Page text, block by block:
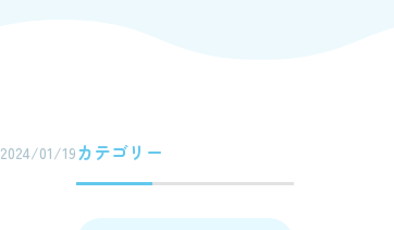
2024/01/19カテゴリー